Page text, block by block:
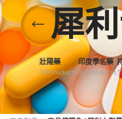
犀
壯陽藥
30 Products
印度學名藥
16 Products